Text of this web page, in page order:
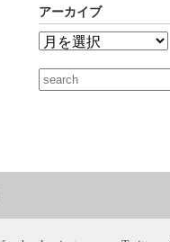
アーカイブ